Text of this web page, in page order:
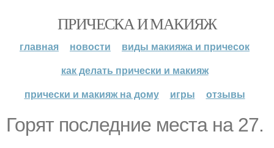
ПРИЧЕСКА И МАКИЯЖ
главная новости
виды макияжа и причесок
как делать прически и макияж
прически и макияж на дому
игры отзывы
Горят последние места на 27.